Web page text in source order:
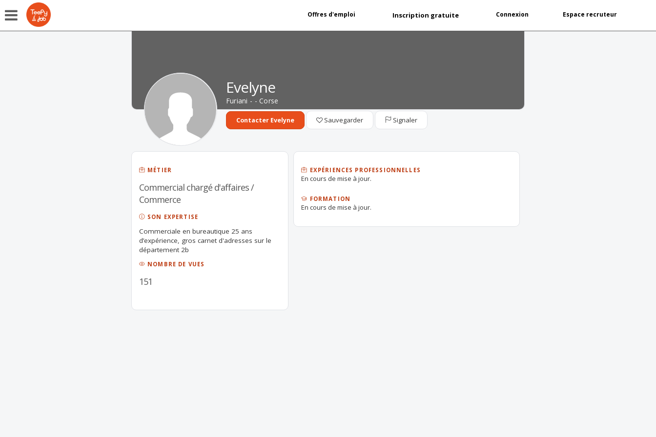
Offres d'emploi Inscription gratuite Connexion Espace recruteur
Evelyne
Furiani - - Corse
Contacter Evelyne Sauvegarder Signaler
MÉTIER
Commercial chargé d'affaires /
Commerce
SON EXPERTISE
Commerciale en bureautique 25 ans
d’expérience, gros carnet d'adresses sur le
département 2b
NOMBRE DE VUES
151
EXPÉRIENCES PROFESSIONNELLES
En cours de mise à jour.
FORMATION
En cours de mise à jour.